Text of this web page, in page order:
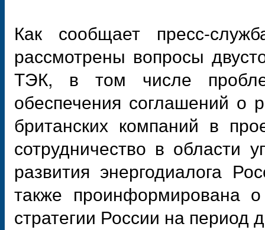
Как сообщает пресс-
рассмотрены вопросы
ТЭК, в том числе
обеспечения соглашений о
британских компаний в
сотрудничество в области
развития энергодиалога
также проинформирована
стратегии России на период